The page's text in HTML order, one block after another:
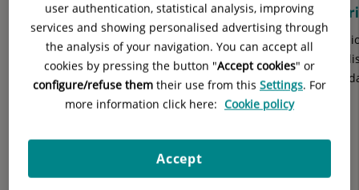
Descubre todas las funcionalidades de Mi
Quirónsalud
Gestiona tus citas, consulta resultados e informes,
accede a tu documentación médica y mucho más.
Descubre todas sus funcionalidades en este breve
tu
Diapositiva
anterior
user authentication, statistical analysis, improving
services and showing personalised advertising through
the analysis of your navigation. You can accept all
cookies by pressing the button "Accept cookies" or
configure/refuse them their use from this Settings. For
more information click here: Cookie policy
Accept